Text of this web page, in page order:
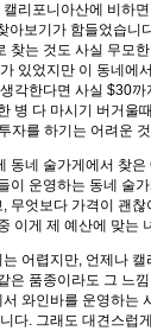
리포니아산에 비하
아보기가 함들었습니
찾는 것도 사실 무모
있었지만 이 동네에
각한다면 사실 $30
병 다 마시기 버거울
자를 하기는 어려운
동네 술가게에서 찾은
이 운영하는 동네 술
무엇보다 가격이 괜
이게 제 예산에 맞는
어렵지만, 언제나
은 품종이라도 그 느
와인바를 운영하는
다. 그래도 대견스럽